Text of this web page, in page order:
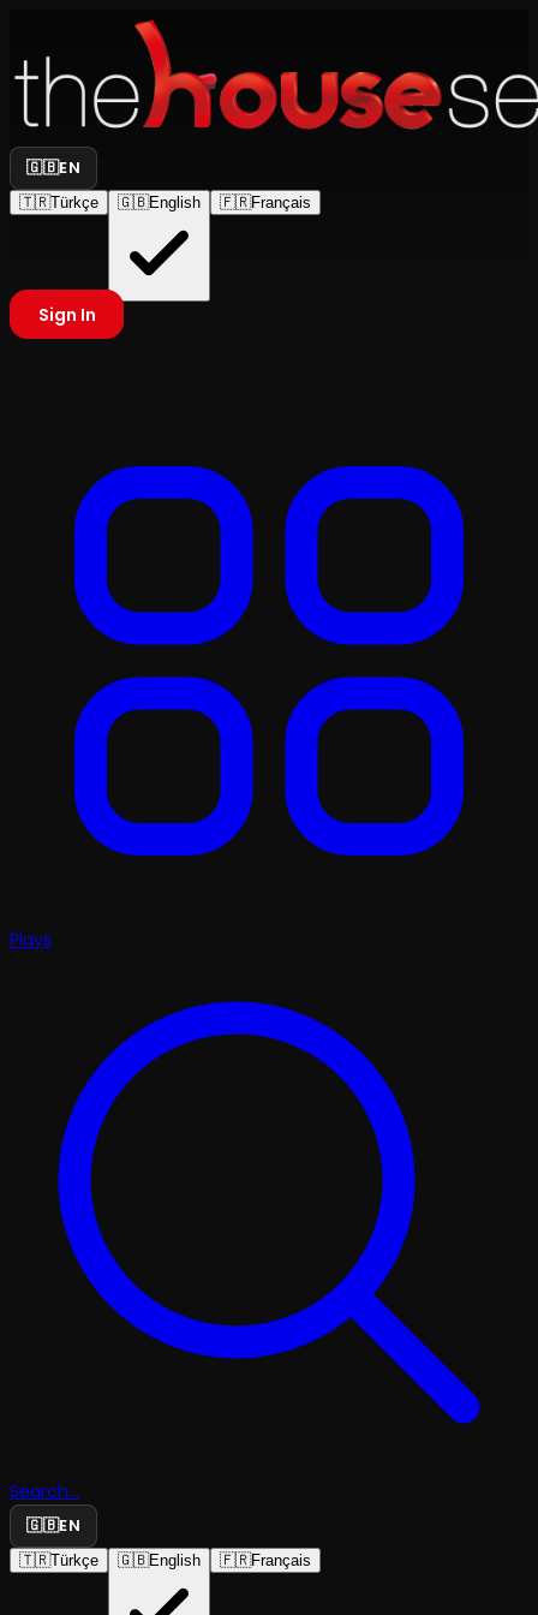
🇬🇧EN
🇹🇷Türkçe 🇬🇧English 🇫🇷Français
Sign In
Plays
Search...
🇬🇧EN
🇹🇷Türkçe 🇬🇧English 🇫🇷Français